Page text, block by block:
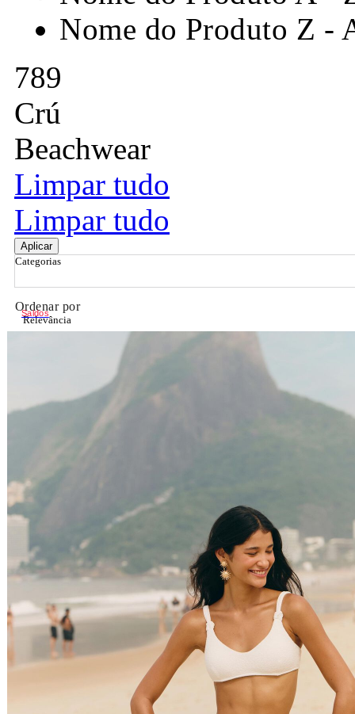
Nome do Produto Z -
789
Crú
Beachwear
Limpar tudo
Limpar tudo
Aplicar
Categorias
Ordenar por
Relevância
Preço Crescente
Preço Decrescente
Nome do Produto A - Z
Nome do Produto Z - A
Saldos